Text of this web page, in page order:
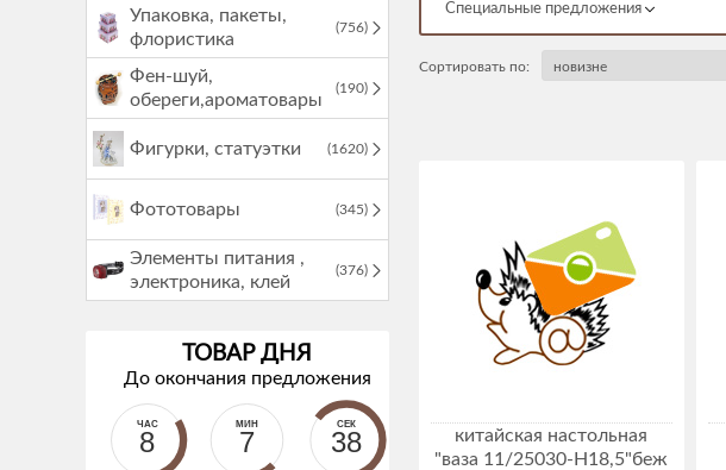
Упаковка, пакеты,
флористика
(756)
Фен-шуй,
обереги,ароматовары
(190)
Фигурки, статуэтки (1620)
Фототовары (345)
Элементы питания ,
электроника, клей
(376)
ТОВАР ДНЯ
До окончания предложения
ЧАС
8
МИН
7
СЕК
38
Сортировать по:
Специальные предложения
китайская настольная
"ваза 11/25030-Н18,5"беж